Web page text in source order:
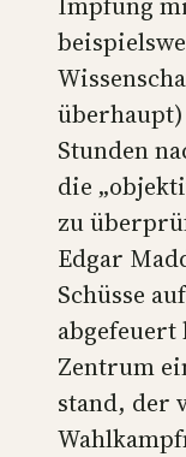
Stunden
die
zu
Edgar
Schüsse
abgefeuert
Zentrum
stand, der